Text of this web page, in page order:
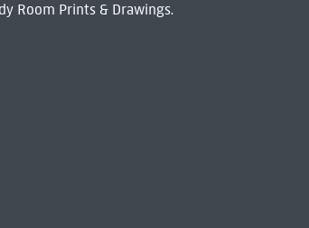
Room Prints & Drawings.